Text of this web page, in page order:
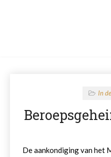
In
De aankondiging van het